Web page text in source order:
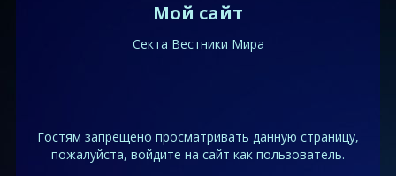
Мой сайт
Секта Вестники Мира
Гостям запрещено просматривать данную страницу,
пожалуйста, войдите на сайт как пользователь.